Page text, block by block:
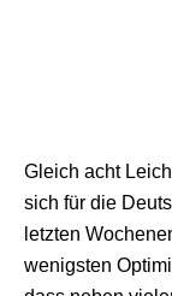
Gleich acht
sich für die
letzten
wenigsten